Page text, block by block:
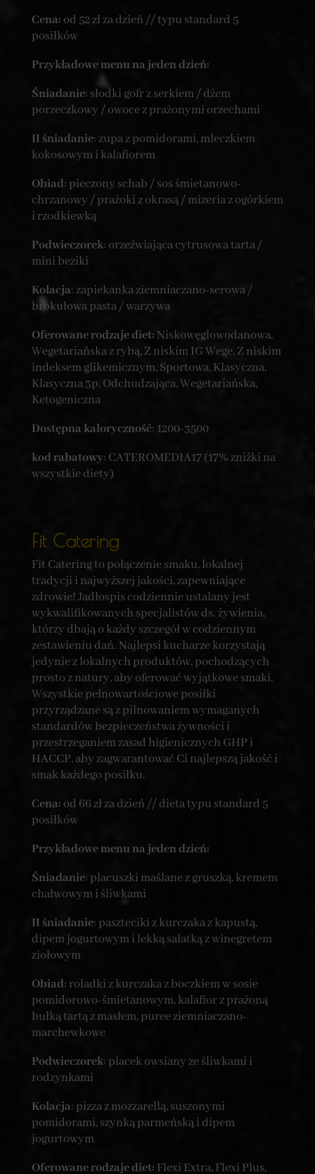
Cena: od 52 zł za dzień // typu standard 5
posiłków
Przykładowe menu na jeden dzień:
Śniadanie: słodki gofr z serkiem / dżem
porzeczkowy / owoce z prażonymi orzechami
II śniadanie: zupa z pomidorami, mleczkiem
kokosowym i kalafiorem
Obiad: pieczony schab / sos śmietanowo-
chrzanowy / prażoki z okrasą / mizeria z ogórkiem
i rzodkiewką
Podwieczorek: orzeźwiająca cytrusowa tarta /
mini beziki
Kolacja: zapiekanka ziemniaczano-serowa /
brokułowa pasta / warzywa
Oferowane rodzaje diet:Niskowęglowodanowa,
Wegetariańska z rybą, Z niskim IG Wege, Z niskim
indeksem glikemicznym, Sportowa, Klasyczna,
Klasyczna 3p, Odchudzająca, Wegetariańska,
Ketogeniczna
Dostępna kaloryczność: 1200-3500
kod rabatowy: CATEROMEDIA17 (17% zniżki na
wszystkie diety)
Fit Catering
Fit Catering to połączenie smaku, lokalnej
tradycji i najwyższej jakości, zapewniające
zdrowie! Jadłospis codziennie ustalany jest
wykwalifikowanych specjalistów ds. żywienia,
którzy dbają o każdy szczegół w codziennym
zestawieniu dań. Najlepsi kucharze korzystają
jedynie z lokalnych produktów, pochodzących
prosto z natury, aby oferować wyjątkowe smaki.
Wszystkie pełnowartościowe posiłki
przyrządzane są z pilnowaniem wymaganych
standardów bezpieczeństwa żywności i
przestrzeganiem zasad higienicznych GHP i
HACCP, aby zagwarantować Ci najlepszą jakość i
smak każdego posiłku.
Cena: od 66 zł za dzień // dieta typu standard 5
posiłków
Przykładowe menu na jeden dzień:
Śniadanie: placuszki maślane z gruszką, kremem
chałwowym i śliwkami
II śniadanie: paszteciki z kurczaka z kapustą,
dipem jogurtowym i lekką sałatką z winegretem
ziołowym
Obiad: roladki z kurczaka z boczkiem w sosie
pomidorowo-śmietanowym, kalafior z prażoną
bułką tartą z masłem, puree ziemniaczano-
marchewkowe
Podwieczorek: placek owsiany ze śliwkami i
rodzynkami
Kolacja: pizza z mozzarellą, suszonymi
pomidorami, szynką parmeńską i dipem
jogurtowym
Oferowane rodzaje diet: Flexi Extra, Flexi Plus,